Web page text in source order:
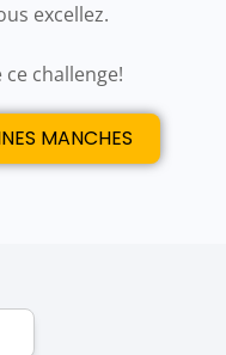
excellez.
challenge!
MANCHES